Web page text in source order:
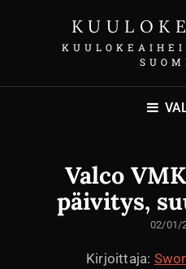
Valco
päivitys,
02/01/
Kirjoittaja: